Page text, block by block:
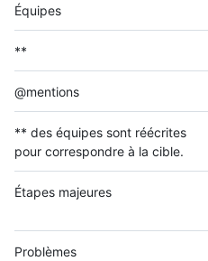
Équipes
**
@mentions
** des équipes sont réécrites
pour correspondre à la cible.
Étapes majeures
Problèmes